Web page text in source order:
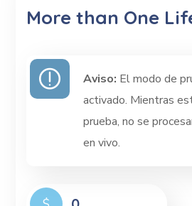
More than One
Aviso: El modo de
activado. Mientras
prueba, no se
en vivo.